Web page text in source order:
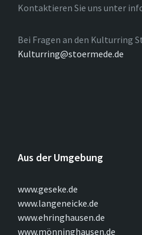
Kontaktieren Sie uns unter
Bei Fragen an den Kulturring
Kulturring@stoermede.de
Aus der Umgebung
www.geseke.de
www.langeneicke.de
www.ehringhausen.de
www.mönninghausen.de